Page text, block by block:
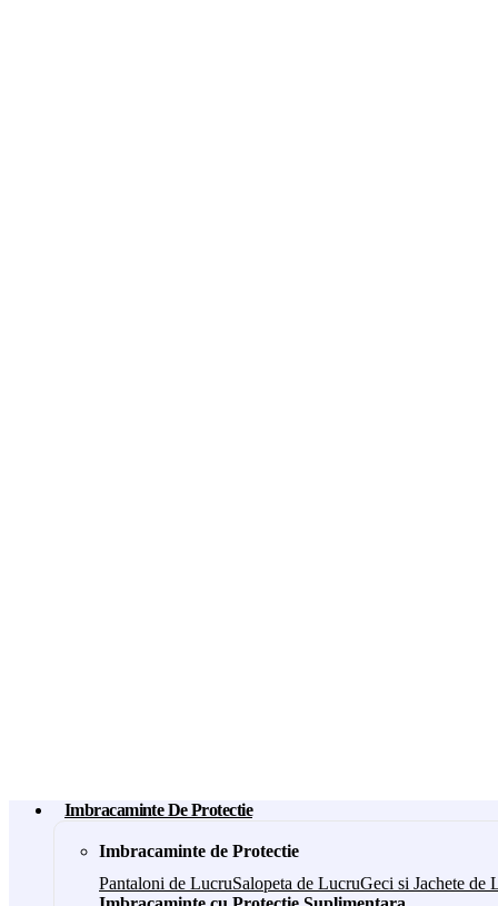
Imbracaminte De Protectie
Imbracaminte de Protectie
Pantaloni de LucruSalopeta de LucruGeci si Jachete de